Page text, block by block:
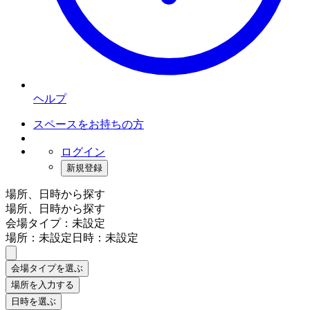
ヘルプ
スペースをお持ちの方
ログイン
新規登録
場所、日時から探す
場所、日時から探す
会場タイプ：未設定
場所：未設定日時：未設定
会場タイプを選ぶ
場所を入力する
日時を選ぶ